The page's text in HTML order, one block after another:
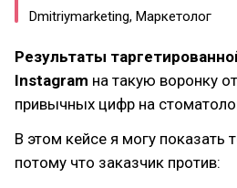
Dmitriymarketing, Маркетолог
Результаты
Instagram на такую воронку
привычных цифр на
В этом кейсе я могу показать
потому что заказчик против: